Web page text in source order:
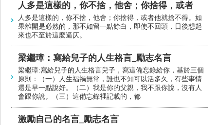
人多是這樣的，你不捨，他舍；你捨得，或者
人多是這樣的，你不捨，他舍；你捨得，或者他就捨不得。如
果離開是必然的，那不如留一點餘白，即使不回頭，日後想起
來也不至於這麼逼仄。
梁繼璋：寫給兒子的人生格言_勵志名言
梁繼璋:寫給兒子的人生格言兒子，寫這備忘錄給你，基於三個
原則：（一）人生福禍無常，誰也不知可以活多久，有些事情
還是早一點說好。（二）我是你的父親，我不跟你說，沒有人
會跟你說。（三）這備忘錄裡記載的，都
激勵自己的名言_勵志名言